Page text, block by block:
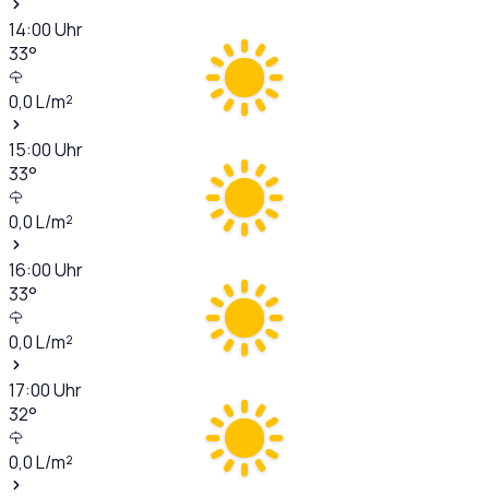
14:00Uhr
33°
0,0L/m²
15:00Uhr
33°
0,0L/m²
16:00Uhr
33°
0,0L/m²
17:00Uhr
32°
0,0L/m²